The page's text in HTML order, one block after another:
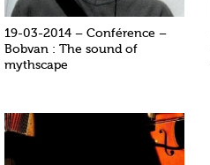
19-03-2014 – Conférence –
Bobvan : The sound of
mythscape